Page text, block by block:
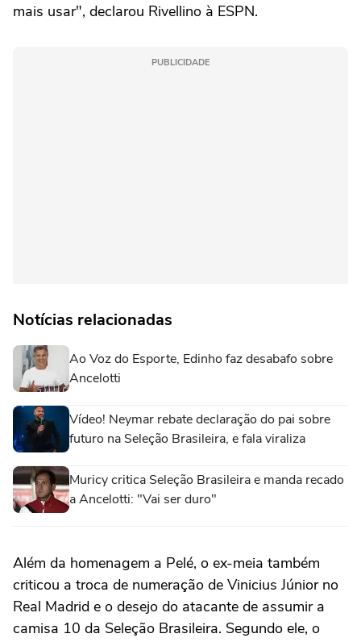
mais usar", declarou Rivellino à ESPN.
PUBLICIDADE
Notícias relacionadas
Ao Voz do Esporte, Edinho faz desabafo sobre
Ancelotti
Vídeo! Neymar rebate declaração do pai sobre
futuro na Seleção Brasileira, e fala viraliza
Muricy critica Seleção Brasileira e manda recado
a Ancelotti: "Vai ser duro"
Além da homenagem a Pelé, o ex-meia também
criticou a troca de numeração de Vinicius Júnior no
Real Madrid e o desejo do atacante de assumir a
camisa 10 da Seleção Brasileira. Segundo ele, o